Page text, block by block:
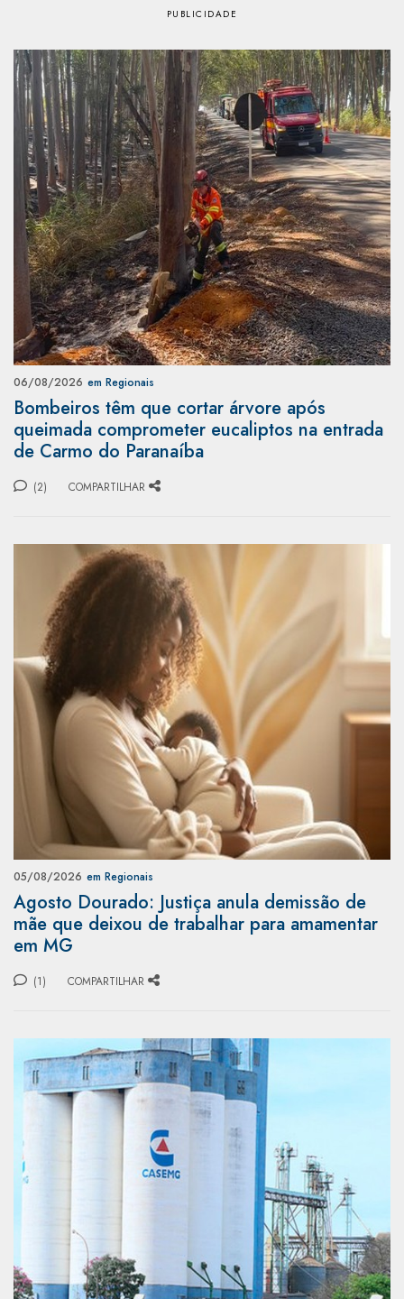
06/08/2026 em Regionais
Bombeiros têm que cortar árvore após
queimada comprometer eucaliptos na entrada
de Carmo do Paranaíba
(2) COMPARTILHAR
05/08/2026 em Regionais
Agosto Dourado: Justiça anula demissão de
mãe que deixou de trabalhar para amamentar
em MG
(1) COMPARTILHAR